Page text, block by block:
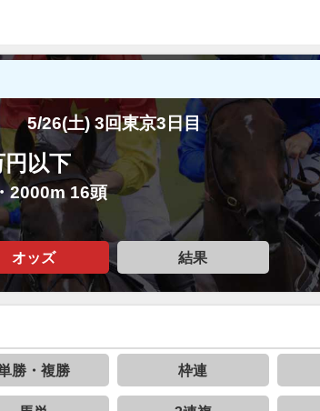
5/26(土) 3回東京3日目
円以下
2000m 16頭
オッズ 結果
勝・複勝 枠連